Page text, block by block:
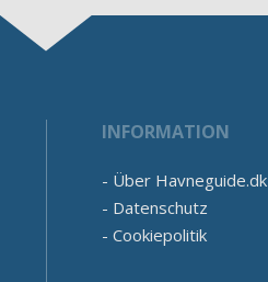
INFORMATION
Über Havneguide.dk
Datenschutz
Cookiepolitik